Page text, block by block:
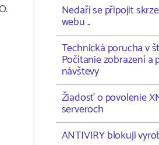
Nedaří se připojit
webu ..
Technická porucha v
Počítanie zobrazení a
návštevy
Žiadosť o povolenie
serveroch
ANTIVIRY blokuji